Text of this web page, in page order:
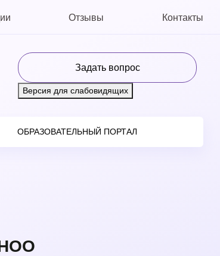
Отзывы Контакты
Задать вопрос
Версия для слабовидящих
ОБРАЗОВАТЕЛЬНЫЙ ПОРТАЛ
НОО